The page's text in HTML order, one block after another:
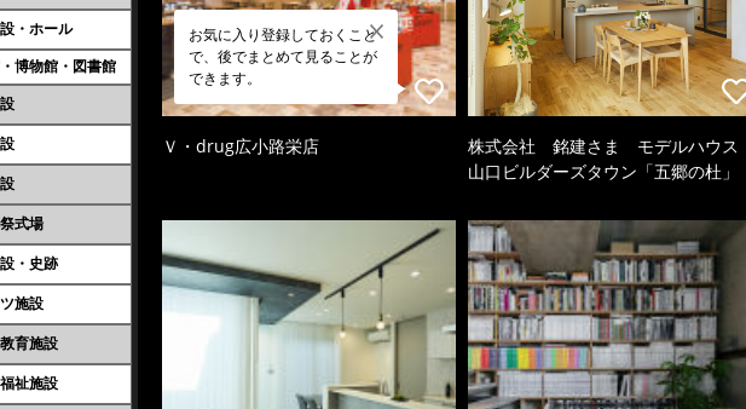
・ホール
博物館・図書館
式場
・史跡
施設
育施設
祉施設
お気に入り登録しておくこと
で、後でまとめて見ることが
できます。
Ｖ・drug広小路栄店
株式会社 銘建さま モデルハウス
山口ビルダーズタウン「五郷の杜」